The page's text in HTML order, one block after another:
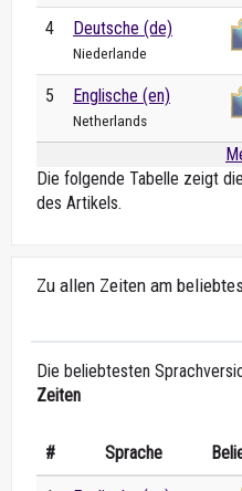
4 Deutsche (de)
Niederlande
5 Englische (en)
Netherlands
Die folgende Tabelle zeigt
des Artikels.
Zu allen Zeiten am
Die beliebtesten
Zeiten
# Sprache